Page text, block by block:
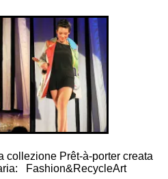
collezione Prêt-à-porter creata
Fashion&RecycleArt